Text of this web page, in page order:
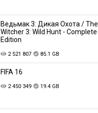
Ведьмак 3: Дикая Охота / The
Witcher 3: Wild Hunt - Complete
Edition
2 521 807 85.1 GB
FIFA 16
2 450 349 19.4 GB